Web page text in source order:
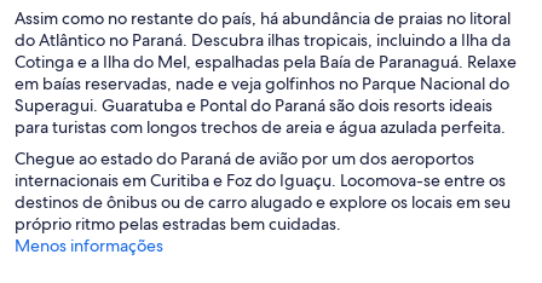
a m
a
n
o
v
a
j
a
n
e
Assim como no restante do país, há abundância de praias no litoral
do Atlântico no Paraná. Descubra ilhas tropicais, incluindo a Ilha da
Cotinga e a Ilha do Mel, espalhadas pela Baía de Paranaguá. Relaxe
em baías reservadas, nade e veja golfinhos no Parque Nacional do
Superagui. Guaratuba e Pontal do Paraná são dois resorts ideais
para turistas com longos trechos de areia e água azulada perfeita.
Chegue ao estado do Paraná de avião por um dos aeroportos
internacionais em Curitiba e Foz do Iguaçu. Locomova-se entre os
destinos de ônibus ou de carro alugado e explore os locais em seu
próprio ritmo pelas estradas bem cuidadas.
Menos informações